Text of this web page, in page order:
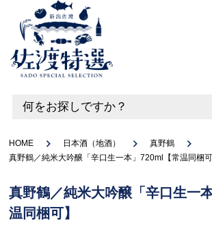
HOME 日本酒（地酒）
真野鶴
真野鶴／純米大吟醸「辛口生一本」720ml【常温同梱可
真野鶴／純米大吟醸「辛口生一
温同梱可】